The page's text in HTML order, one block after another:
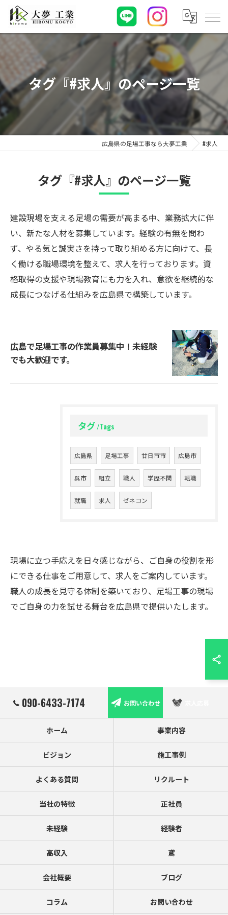
タグ『#求人』のページ一覧
広島県の足場工事なら大夢工業 #求人
タグ『#求人』のページ一覧
建設現場を支える足場の需要が高まる中、業務拡大に伴
い、新たな人材を募集しています。経験の有無を問わ
ず、やる気と誠実さを持って取り組める方に向けて、長
く働ける職場環境を整えて、求人を行っております。資
格取得の支援や現場教育にも力を入れ、意欲を継続的な
成長につなげる仕組みを広島県で構築しています。
広島で足場工事の作業員募集中！未経験
でも大歓迎です。
タグ Tags
広島県 足場工事 廿日市市 広島市
呉市 組立 職人 学歴不問 転職
就職 求人 ゼネコン
現場に立つ手応えを日々感じながら、ご自身の役割を形
にできる仕事をご用意して、求人をご案内しています。
職人の成長を見守る体制を築いており、足場工事の現場
でご自身の力を試せる舞台を広島県で提供いたします。
090-6433-7174 お問い合わせ
ホーム 事業内容
ビジョン 施工事例
よくある質問 リクルート
当社の特徴 正社員
未経験 経験者
高収入 鳶
会社概要 ブログ
コラム お問い合わせ